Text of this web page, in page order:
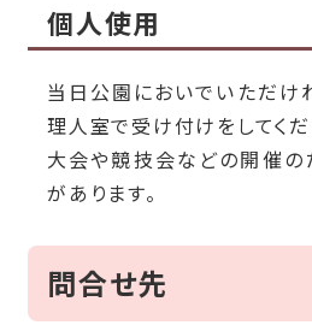
個人使用
当日公園においでいただけ
理人室で受け付けをしてくだ
大会や競技会などの開催の
があります。
問合せ先